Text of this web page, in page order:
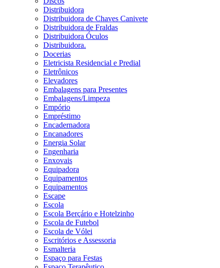
Distribuidora
Distribuidora de Chaves Canivete
Distribuidora de Fraldas
Distribuidora Óculos
Distribuidora.
Docerias
Eletricista Residencial e Predial
Eletrônicos
Elevadores
Embalagens para Presentes
Embalagens/Limpeza
Empório
Empréstimo
Encadernadora
Encanadores
Energia Solar
Engenharia
Enxovais
Equipadora
Equipamentos
Equipamentos
Escape
Escola
Escola Berçário e Hotelzinho
Escola de Futebol
Escola de Vólei
Escritórios e Assessoria
Esmalteria
Espaço para Festas